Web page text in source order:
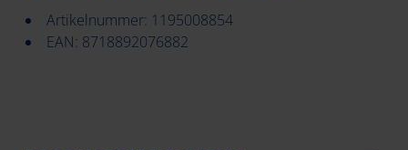
Artikelnummer: 1195008854
EAN: 8718892076882